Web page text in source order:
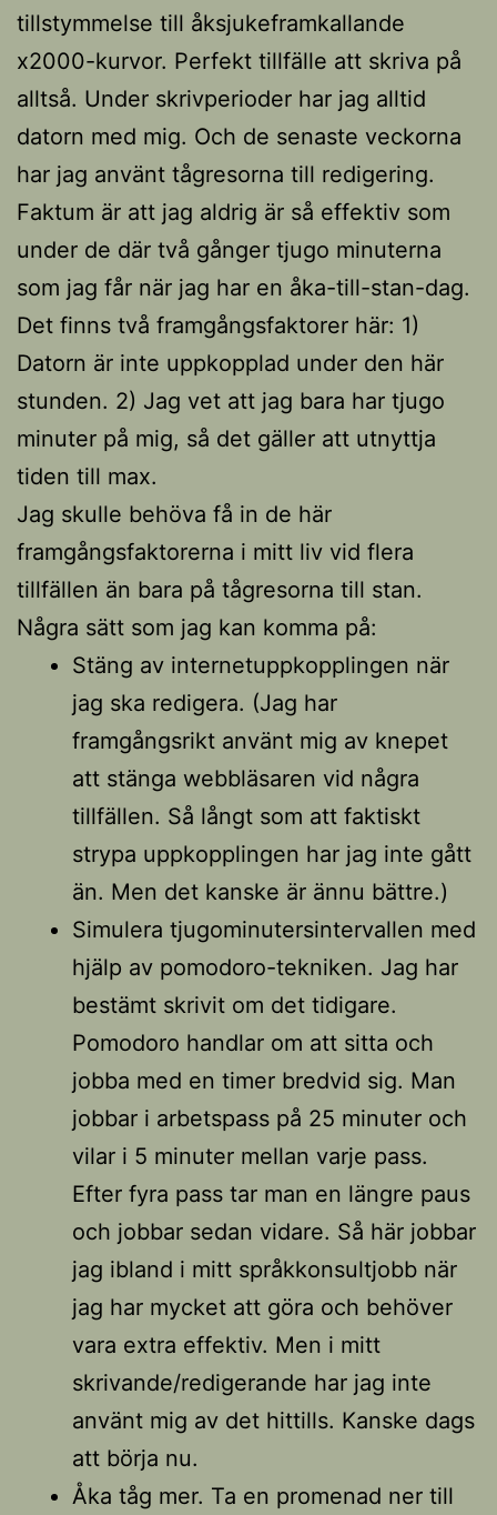
tillstymmelse till åksjukeframkallande
x2000-kurvor. Perfekt tillfälle att skriva på
alltså. Under skrivperioder har jag alltid
datorn med mig. Och de senaste veckorna
har jag använt tågresorna till redigering.
Faktum är att jag aldrig är så effektiv som
under de där två gånger tjugo minuterna
som jag får när jag har en åka-till-stan-dag.
Det finns två framgångsfaktorer här: 1)
Datorn är inte uppkopplad under den här
stunden. 2) Jag vet att jag bara har tjugo
minuter på mig, så det gäller att utnyttja
tiden till max.
Jag skulle behöva få in de här
framgångsfaktorerna i mitt liv vid flera
tillfällen än bara på tågresorna till stan.
Några sätt som jag kan komma på:
Stäng av internetuppkopplingen när
jag ska redigera. (Jag har
framgångsrikt använt mig av knepet
att stänga webbläsaren vid några
tillfällen. Så långt som att faktiskt
strypa uppkopplingen har jag inte gått
än. Men det kanske är ännu bättre.)
Simulera tjugominutersintervallen med
hjälp av pomodoro-tekniken. Jag har
bestämt skrivit om det tidigare.
Pomodoro handlar om att sitta och
jobba med en timer bredvid sig. Man
jobbar i arbetspass på 25 minuter och
vilar i 5 minuter mellan varje pass.
Efter fyra pass tar man en längre paus
och jobbar sedan vidare. Så här jobbar
jag ibland i mitt språkkonsultjobb när
jag har mycket att göra och behöver
vara extra effektiv. Men i mitt
skrivande/redigerande har jag inte
använt mig av det hittills. Kanske dags
att börja nu.
Åka tåg mer. Ta en promenad ner till